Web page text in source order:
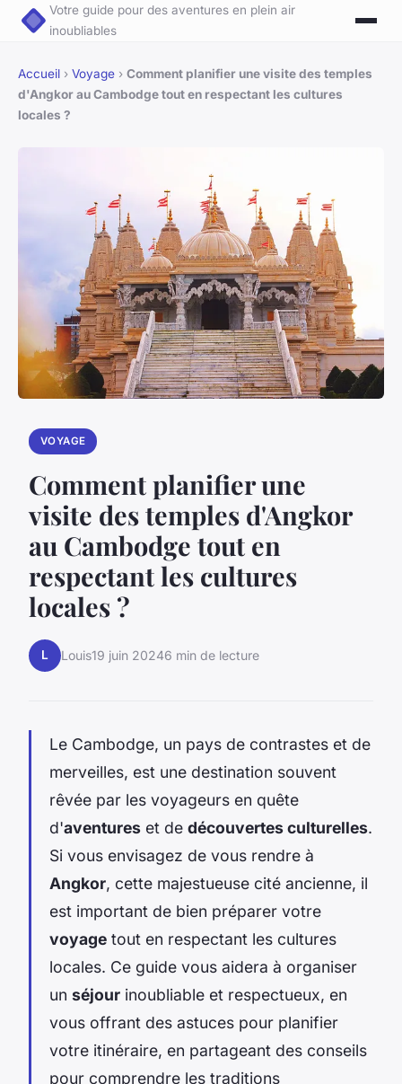
Votre guide pour des aventures en plein air
inoubliables
Accueil › Voyage › Comment planifier une visite des temples
d'Angkor au Cambodge tout en respectant les cultures
locales ?
VOYAGE
Comment planifier une
visite des temples d'Angkor
au Cambodge tout en
respectant les cultures
locales ?
L Louis19 juin 20246 min de lecture
Le Cambodge, un pays de contrastes et de
merveilles, est une destination souvent
rêvée par les voyageurs en quête
d'aventures et de découvertes culturelles.
Si vous envisagez de vous rendre à
Angkor, cette majestueuse cité ancienne, il
est important de bien préparer votre
voyage tout en respectant les cultures
locales. Ce guide vous aidera à organiser
un séjour inoubliable et respectueux, en
vous offrant des astuces pour planifier
votre itinéraire, en partageant des conseils
pour comprendre les traditions